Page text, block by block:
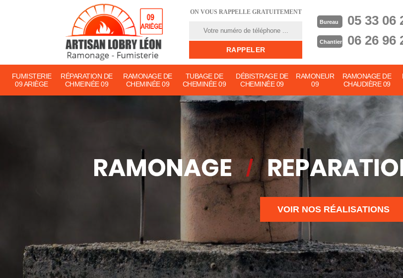
ON VOUS RAPPELLE GRATUITEMENT
Bureau 05 33 06
Chantier 06 26 96
FUMISTERIE
09 ARIÈGE
RÉPARATION DE
CHMEINÉE 09
RAMONAGE DE
CHEMINÉE 09
TUBAGE DE
CHEMINÉE 09
DÉBISTRAGE DE
CHEMINÉE 09
RAMONEUR
09
RAMONAGE DE
CHAUDIÈRE 09
VOIR NOS RÉALISATIONS